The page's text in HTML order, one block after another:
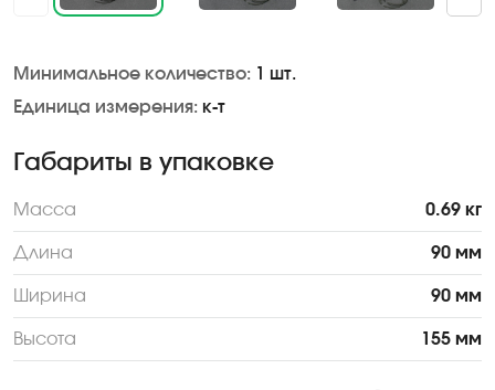
Минимальное количество: 1 шт.
Единица измерения: к-т
Габариты в упаковке
Масса 0.69 кг
Длина 90 мм
Ширина 90 мм
Высота 155 мм